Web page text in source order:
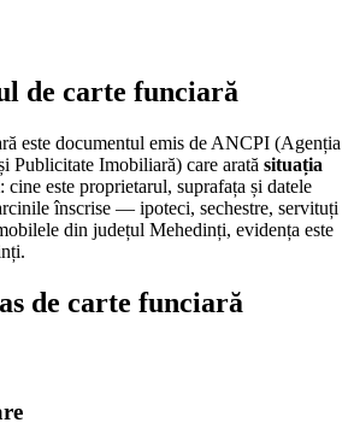
de carte funciară
este documentul emis de ANCPI (Agenția
Publicitate Imobiliară) care arată situația
: cine este proprietarul, suprafața și datele
înscrise — ipoteci, sechestre, servituți
din județul Mehedinți, evidența este
.
de carte funciară